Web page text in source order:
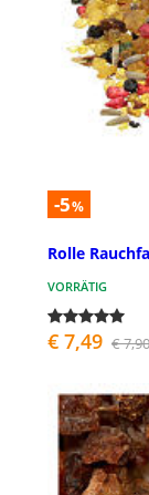
-5%
Rolle
VORRÄTIG
€ 7,49 € 7,90